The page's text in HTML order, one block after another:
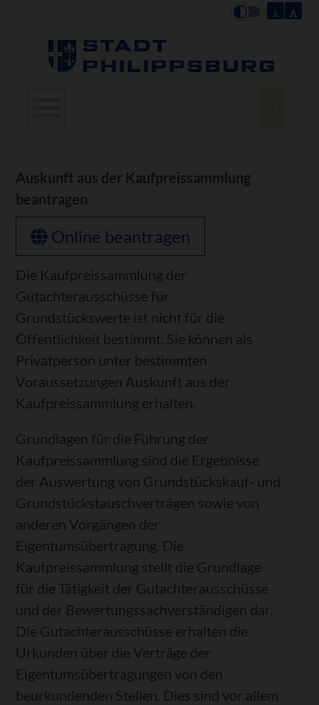
Auskunft aus der Kaufpreissammlung
beantragen
Online beantragen
Die Kaufpreissammlung der
Gutachterausschüsse für
Grundstückswerte ist nicht für die
Öffentlichkeit bestimmt. Sie können als
Privatperson unter bestimmten
Voraussetzungen Auskunft aus der
Kaufpreissammlung erhalten.
Grundlagen für die Führung der
Kaufpreissammlung sind die Ergebnisse
der Auswertung von Grundstückskauf- und
Grundstückstauschverträgen sowie von
anderen Vorgängen der
Eigentumsübertragung. Die
Kaufpreissammlung stellt die Grundlage
für die Tätigkeit der Gutachterausschüsse
und der Bewertungssachverständigen dar.
Die Gutachterausschüsse erhalten die
Urkunden über die Verträge der
Eigentumsübertragungen von den
beurkundenden Stellen. Dies sind vor allem